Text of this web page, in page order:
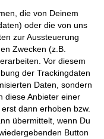
die von Deinem
oder die von uns
zur Aussteuerung
Zwecken (z.B.
Vor diesem
der Trackingdaten
Daten, sondern
diese Anbieter einer
dann erhoben bzw.
übermittelt, wenn Du
Button